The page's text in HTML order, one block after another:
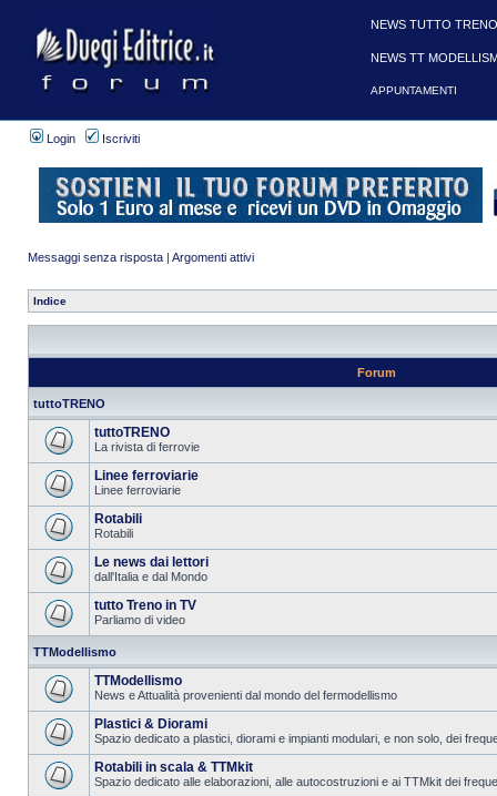
Login Iscriviti
Messaggi senza risposta | Argomenti attivi
Indice
Forum
tuttoTRENO
tuttoTRENO
La rivista di ferrovie
Linee ferroviarie
Linee ferroviarie
Rotabili
Rotabili
Le news dai lettori
dall'Italia e dal Mondo
tutto Treno in TV
Parliamo di video
TTModellismo
TTModellismo
News e Attualità provenienti dal mondo del fermodellismo
Plastici & Diorami
Spazio dedicato a plastici, diorami e impianti modulari, e non solo, dei
Rotabili in scala & TTMkit
Spazio dedicato alle elaborazioni, alle autocostruzioni e ai TTMkit dei
NEWS TUTTO
NEWS TT
APPUNTAMENTI